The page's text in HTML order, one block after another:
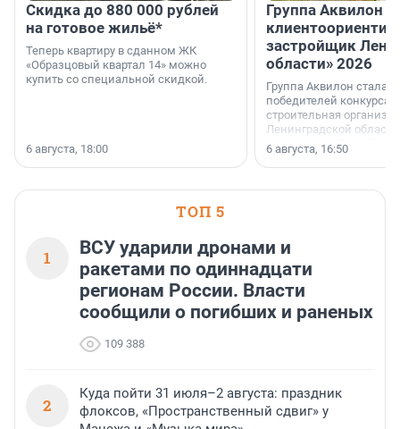
Скидка до 880 000 рублей
на готовое жильё*
Теперь квартиру в сданном ЖК
«Образцовый квартал 14» можно
купить со специальной скидкой.
6 августа, 18:00
Группа Аквилон
застройщик
области» 2026
Группа Аквилон стала
победителей конкурса
строительная
Ленинградской области
номинации «Самый
застройщик
области».
6 августа, 16:50
ТОП 5
1
ВСУ ударили дронами и
ракетами по одиннадцати
регионам России. Власти
сообщили о погибших и раненых
109 388
2
Куда пойти 31 июля–2 августа: праздник
флоксов, «Пространственный сдвиг» у